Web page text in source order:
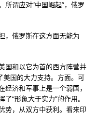
所谓应对“中国崛起”，俄罗
，俄罗斯在这方面无能为
国和以它为首的西方阵营并
美国的大力支持。方面。可
经济和军事上是一个弱国，
“形象大于实力”的作用。
势，从双方中获利。看来印